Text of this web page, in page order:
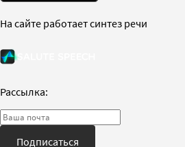
На сайте работает синтез речи
Рассылка:
Подписаться